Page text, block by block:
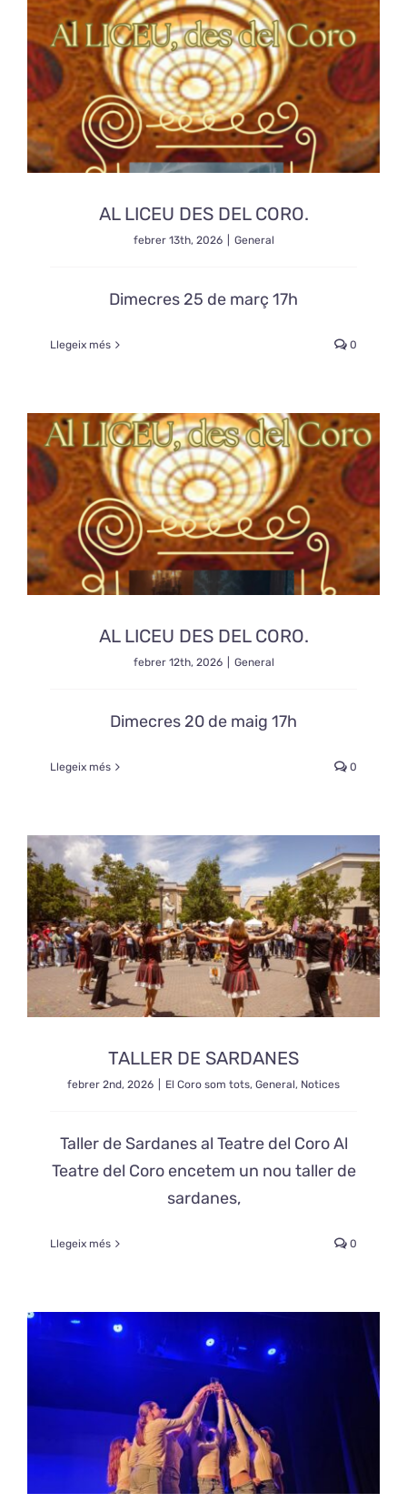
AL LICEU DES DEL CORO.
febrer 13th, 2026 General
Dimecres 25 de març 17h
Llegeix més 0
AL LICEU DES DEL CORO.
febrer 12th, 2026 General
Dimecres 20 de maig 17h
Llegeix més 0
TALLER DE SARDANES
febrer 2nd, 2026 El Coro som tots, General, Notices
Taller de Sardanes al Teatre del Coro Al
Teatre del Coro encetem un nou taller de
sardanes,
Llegeix més 0